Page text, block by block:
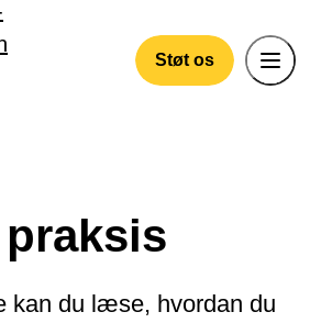
Støt os
kan du læse, hvordan du